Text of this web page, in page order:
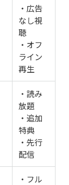
・広告
なし視
聴
・オフ
ライン
再生
・読み
放題
・追加
特典
・先行
配信
・フル